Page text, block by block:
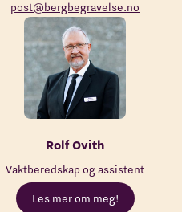
post@bergbegravelse.no
Rolf Ovith
Vaktberedskap og assistent
Les mer om meg!